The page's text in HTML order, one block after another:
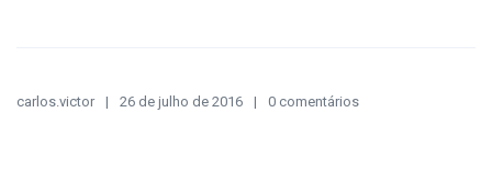
carlos.victor 26 de julho de 2016 0 comentários